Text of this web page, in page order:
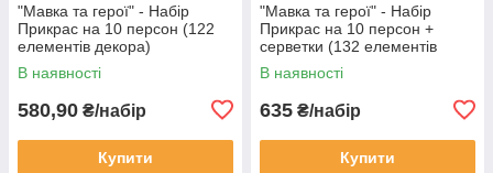
"Мавка та герої" - Набір
Прикрас на 10 персон (122
елементів декора)
В наявності
580,90 ₴/набір
Купити
"Мавка та герої" - Набір
Прикрас на 10 персон +
серветки (132 елементів
декора)
В наявності
635 ₴/набір
Купити